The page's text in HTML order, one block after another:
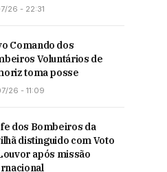
26 - 22:31
Comando dos
Voluntários de
toma posse
26 - 11:09
dos Bombeiros da
distinguido com Voto
após missão